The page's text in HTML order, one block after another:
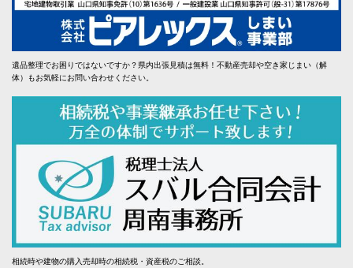
遺品整理でお困りではないですか？県内出張見積は無料！不動産売却や空き家じまい（解
体）もお気軽にお問い合わせください。
相続時や建物の購入売却時の相続税・資産税のご相談。